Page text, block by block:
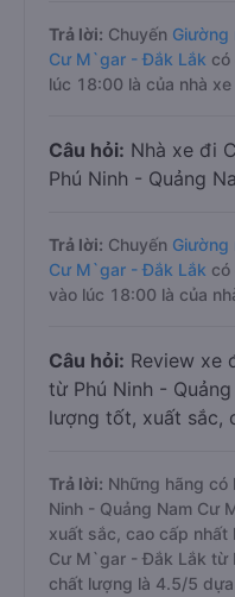
Trả lời: Chuyến Giường
Cư M`gar - Đắk Lắk có
lúc 18:00 là của nhà
Câu hỏi: Nhà xe đi
Phú Ninh - Quảng
Trả lời: Chuyến Giường
Cư M`gar - Đắk Lắk có
vào lúc 18:00 là của
Câu hỏi: Review xe
từ Phú Ninh -
lượng tốt, xuất sắc,
Trả lời: Những hãng có
Ninh - Quảng Nam Cư
xuất sắc, cao cấp nhất
Cư M`gar - Đắk Lắk từ
chất lượng là 4.5/5